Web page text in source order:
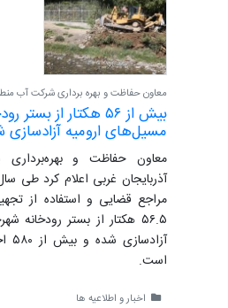
معاون حفاظت و بهره برداری شرکت آب
بیش از ۵۶ هکتار از
مسیل‌های ارومیه آزادسازی
معاون حفاظت و
آذربایجان غربی اعلام کرد طی
مراجع قضایی و استفاده از
۵۶.۵ هکتار از بستر رودخانه
است.
اخبار و اطلاعیه ها